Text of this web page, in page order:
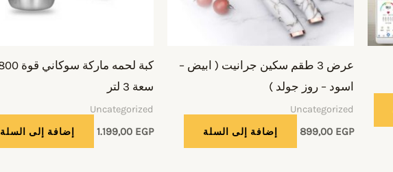
اختيار
الخيارات
صفحة
المنتج
عرض 3 طقم سكين جرانيت ( ابيض –
اسود – روز جولد )
Uncategorized
899,00 EGP إضافة إلى السلة
سعة 3 لتر
Uncategorized
1.199,00 EGP إضافة إلى السلة